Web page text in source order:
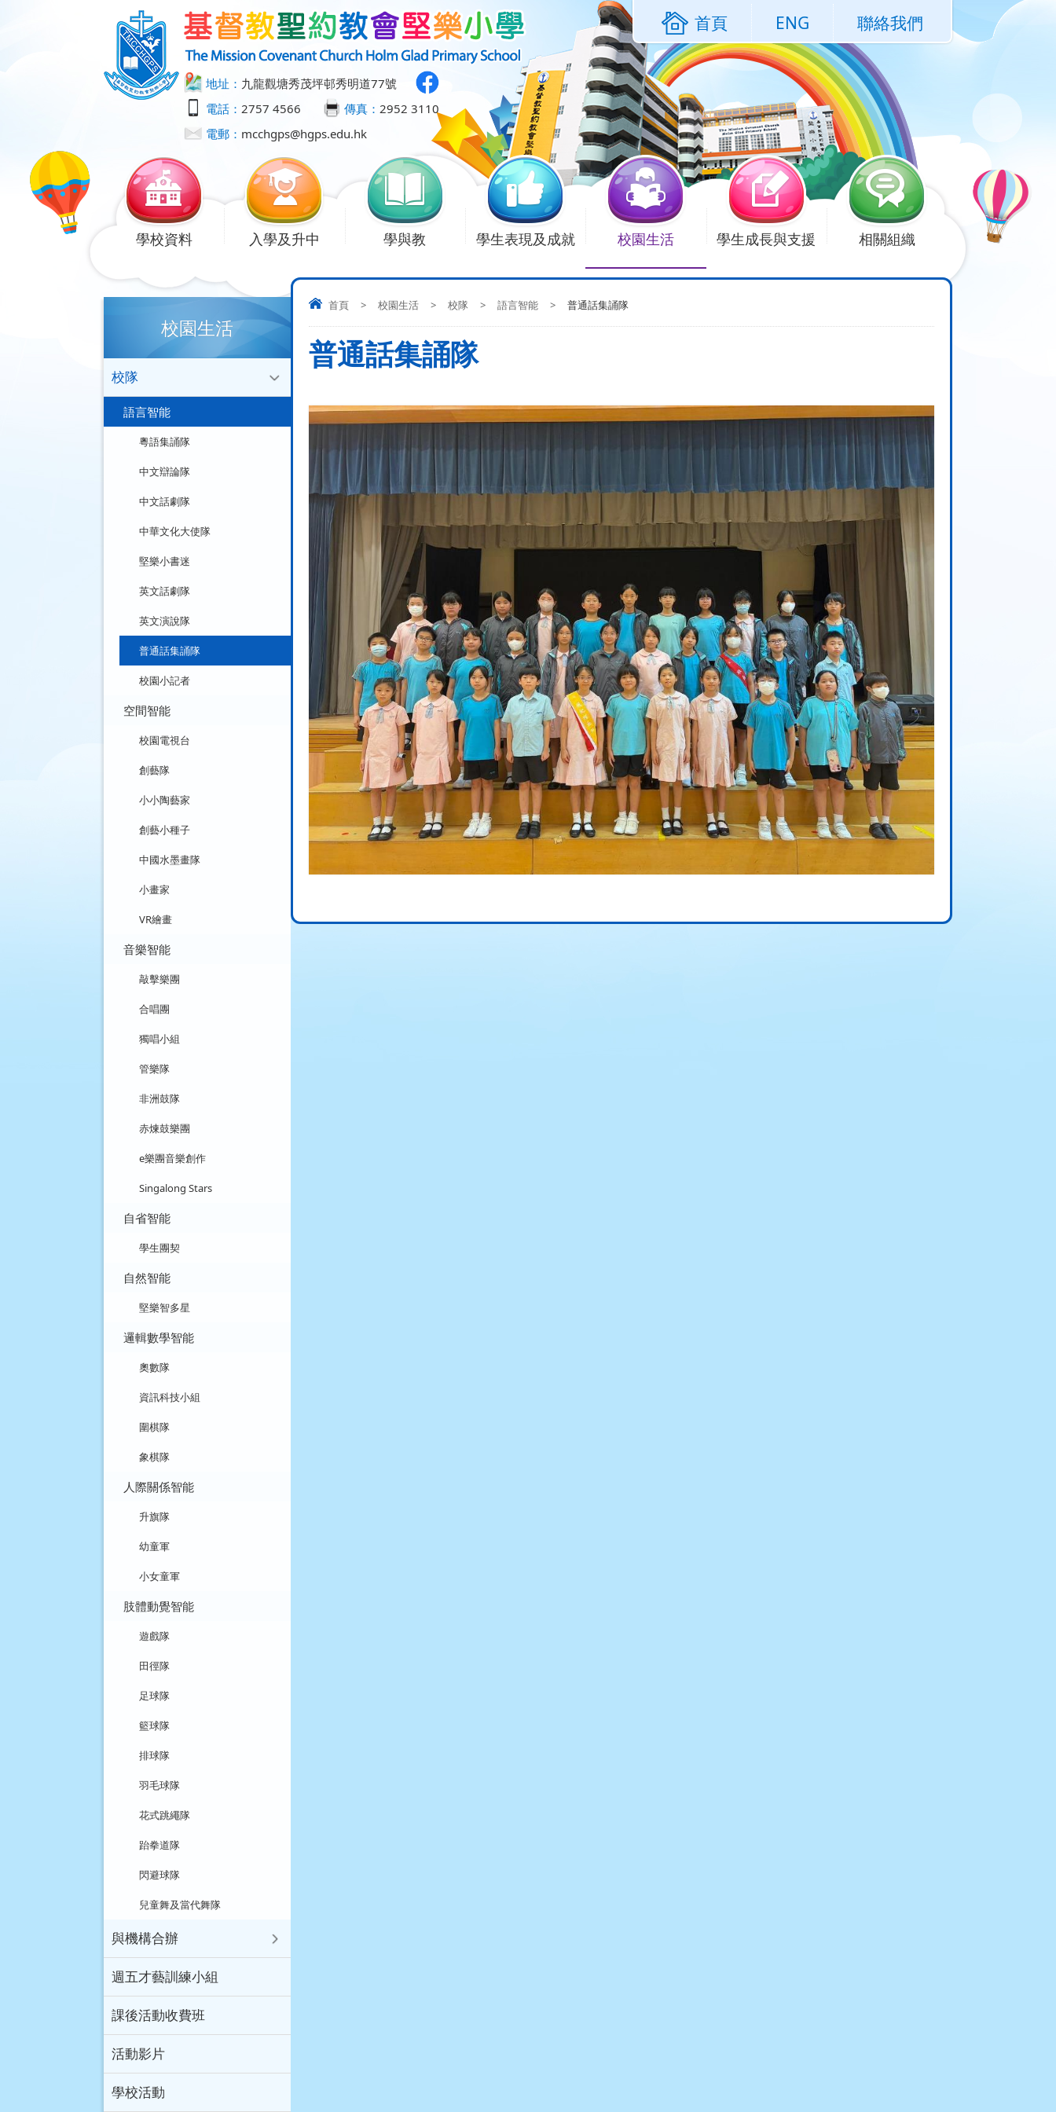
地址： 九龍觀塘秀茂坪邨秀明道77號
電話： 2757 4566 傳真： 2952 3110
電郵： mcchgps@hgps.edu.hk
首頁 ENG 聯絡我們
學校資料 入學及升中 學與教 學生表現及成就 校園生活 學生成長與支援 相關組織
首頁 > 校園生活 > 校隊 > 語言智能 > 普通話集誦隊
普通話集誦隊
校園生活
校隊
語言智能
粵語集誦隊
中文辯論隊
中文話劇隊
中華文化大使隊
堅樂小書迷
英文話劇隊
英文演說隊
普通話集誦隊
校園小記者
空間智能
校園電視台
創藝隊
小小陶藝家
創藝小種子
中國水墨畫隊
小畫家
VR繪畫
音樂智能
敲擊樂團
合唱團
獨唱小組
管樂隊
非洲鼓隊
赤煉鼓樂團
e樂團音樂創作
Singalong Stars
自省智能
學生團契
自然智能
堅樂智多星
邏輯數學智能
奧數隊
資訊科技小組
圍棋隊
象棋隊
人際關係智能
升旗隊
幼童軍
小女童軍
肢體動覺智能
遊戲隊
田徑隊
足球隊
籃球隊
排球隊
羽毛球隊
花式跳繩隊
跆拳道隊
閃避球隊
兒童舞及當代舞隊
與機構合辦
週五才藝訓練小組
課後活動收費班
活動影片
學校活動